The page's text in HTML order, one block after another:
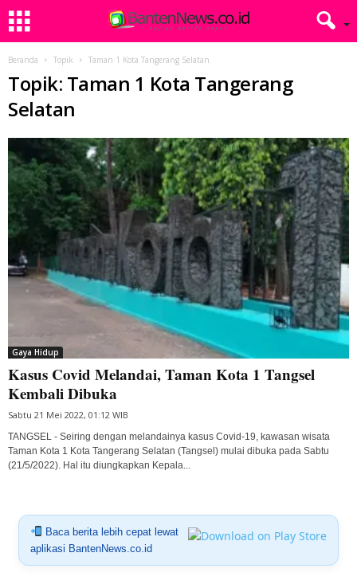
Beranda Topik Taman 1 Kota Tangerang Selatan
Topik: Taman 1 Kota Tangerang
Selatan
Gaya Hidup
Kasus Covid Melandai, Taman Kota 1 Tangsel
Kembali Dibuka
Sabtu 21 Mei 2022, 01:12 WIB
TANGSEL - Seiring dengan melandainya kasus Covid-19, kawasan wisata
Taman Kota 1 Kota Tangerang Selatan (Tangsel) mulai dibuka pada Sabtu
(21/5/2022). Hal itu diungkapkan Kepala...
Baca berita lebih cepat lewat
aplikasi BantenNews.co.id